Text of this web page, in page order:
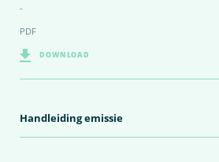
-
PDF
DOWNLOAD
Handleiding emissie